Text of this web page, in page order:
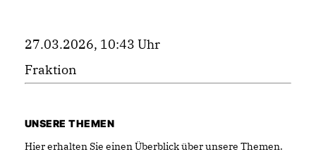
27.03.2026, 10:43 Uhr
Fraktion
UNSERE THEMEN
Hier erhalten Sie einen Überblick über unsere Themen.